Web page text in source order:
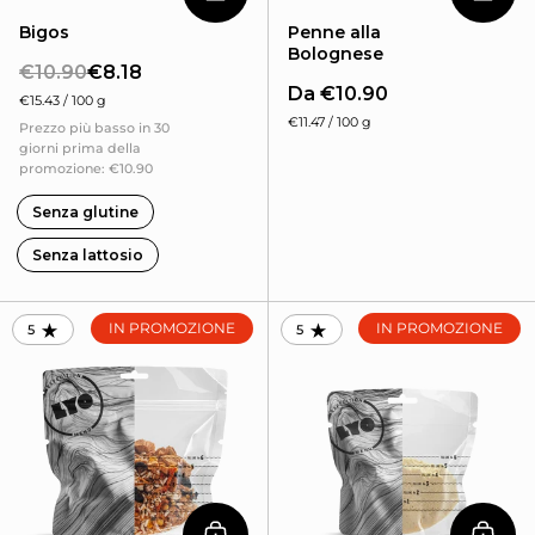
Bigos
€8.18
€10.90
€15.43 / 100 g
Prezzo più basso in 30
giorni prima della
promozione: €10.90
Senza glutine
Senza lattosio
Penne alla
Bolognese
Da €10.90
€11.47 / 100 g
RATING: 4.96 OUT OF 5.0
5 IN PROMOZIONE RATING: 5.0 OUT OF 5.0
5 IN PROMOZIONE